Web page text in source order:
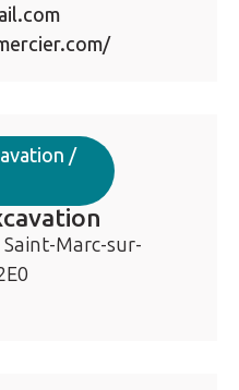
/
Marc-sur-